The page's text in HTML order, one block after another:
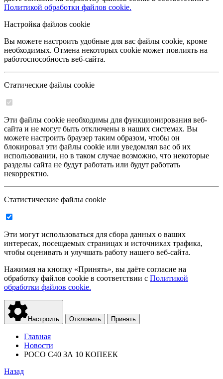
Политикой обработки файлов cookie.
Настройка файлов cookie
Вы можете настроить удобные для вас файлы cookie, кроме
необходимых. Отмена некоторых cookie может повлиять на
работоспособность веб-сайта.
Статические файлы cookie
Эти файлы cookie необходимы для функционирования веб-
сайта и не могут быть отключены в наших системах. Вы
можете настроить браузер таким образом, чтобы он
блокировал эти файлы cookie или уведомлял вас об их
использовании, но в таком случае возможно, что некоторые
разделы сайта не будут работать или будут работать
некорректно.
Статистические файлы cookie
Эти могут использоваться для сбора данных о ваших
интересах, посещаемых страницах и источниках трафика,
чтобы оценивать и улучшать работу нашего веб-сайта.
Нажимая на кнопку «Принять», вы даёте согласие на
обработку файлов cookie в соответствии с Политикой
обработки файлов cookie.
Настроить Отклонить Принять
Главная
Новости
POCO С40 ЗА 10 КОПЕЕК
Назад